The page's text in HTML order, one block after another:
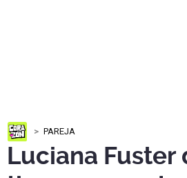
PAREJA
Luciana Fuster